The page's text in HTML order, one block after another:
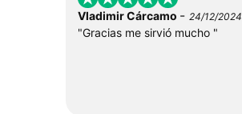
Vladimir Cárcamo - 24/12/2024
"Gracias me sirvió mucho "